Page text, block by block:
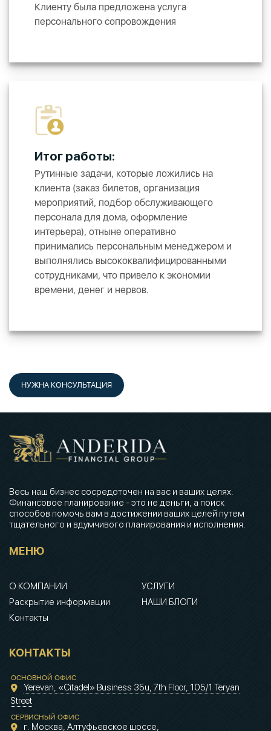
Клиенту была предложена услуга
персонального сопровождения
Итог работы:
Рутинные задачи, которые ложились на
клиента (заказ билетов, организация
мероприятий, подбор обслуживающего
персонала для дома, оформление
интерьера), отныне оперативно
принимались персональным менеджером и
выполнялись высококвалифицированными
сотрудниками, что привело к экономии
времени, денег и нервов.
НУЖНА КОНСУЛЬТАЦИЯ
Весь наш бизнес сосредоточен на вас и ваших целях.
Финансовое планирование - это не деньги, а поиск
способов помочь вам в достижении ваших целей путем
тщательного и вдумчивого планирования и исполнения.
МЕНЮ
О КОМПАНИИ
УСЛУГИ
Раскрытие информации
НАШИ БЛОГИ
Контакты
КОНТАКТЫ
ОСНОВНОЙ ОФИС
Yerevan, «Citadel» Business 35u, 7th Floor, 105/1 Teryan
Street
СЕРВИСНЫЙ ОФИС
г. Москва, Алтуфьевское шоссе,